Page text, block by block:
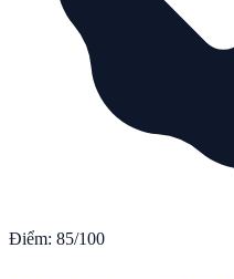
Điểm: 85/100